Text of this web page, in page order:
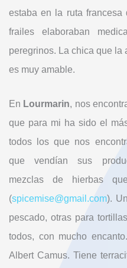
estaba en la ruta
frailes elaboraban
peregrinos. La chica que la
es muy amable.
En Lourmarin, nos
que para mi ha sido el
todos los que nos
que vendían sus
mezclas de hierbas
(spicemise@gmail.com).
pescado, otras para
todos, con mucho
Albert Camus. Tiene